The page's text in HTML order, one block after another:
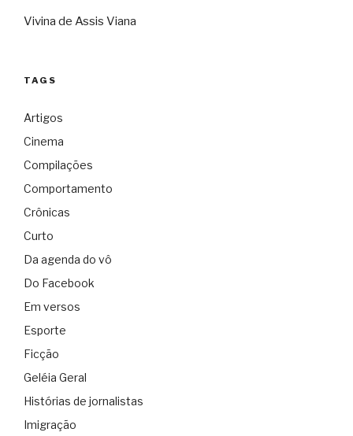
Vivina de Assis Viana
TAGS
Artigos
Cinema
Compilações
Comportamento
Crônicas
Curto
Da agenda do vô
Do Facebook
Em versos
Esporte
Ficção
Geléia Geral
Histórias de jornalistas
Imigração